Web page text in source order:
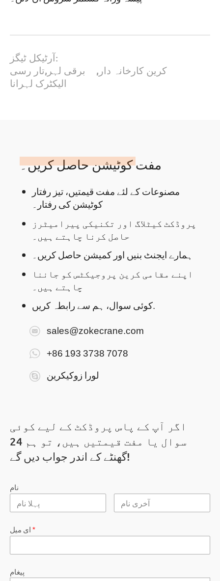
آرٹیکل ٹیگز:
کرین کارخانہ دار , برقی لہر ,تار رسی
الیکٹرک لہرانا
مفت کوٹیشن حاصل کریں۔
مصنوعات کے لئے مفت قیمتیں، تیز رفتار
کوٹیشن کی رفتار۔
پروڈکٹ کیٹلاگ اور تکنیکی پیرامیٹرز
حاصل کرنا چاہتے ہیں۔
ہمارے ایجنٹ بنیں اور کمیشن حاصل کریں۔
اپنے مقامی کرین پروجیکٹس کو جاننا
چاہتے ہیں۔
کوئی سوال، ہم سے رابطہ کریں.
sales@zokecrane.com
+86 193 3738 7078
لورا زوکیکرین
اگر آپ کے پاس پروڈکٹ کے لیے کوئی
سوال یا مفت قیمتیں ہیں، تو ہم 24
گھنٹے کے اندر جواب دیں گے!
نام
*
پیغام